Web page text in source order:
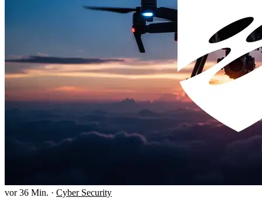
vor 36 Min. · Cyber Security